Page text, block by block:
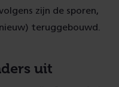
zijn de sporen,
teruggebouwd.
uit